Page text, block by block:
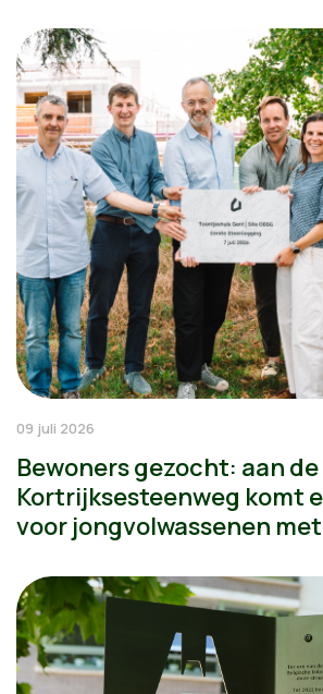
09 juli 2026
Bewoners gezocht: aan de
Kortrijksesteenweg komt
voor jongvolwassenen met